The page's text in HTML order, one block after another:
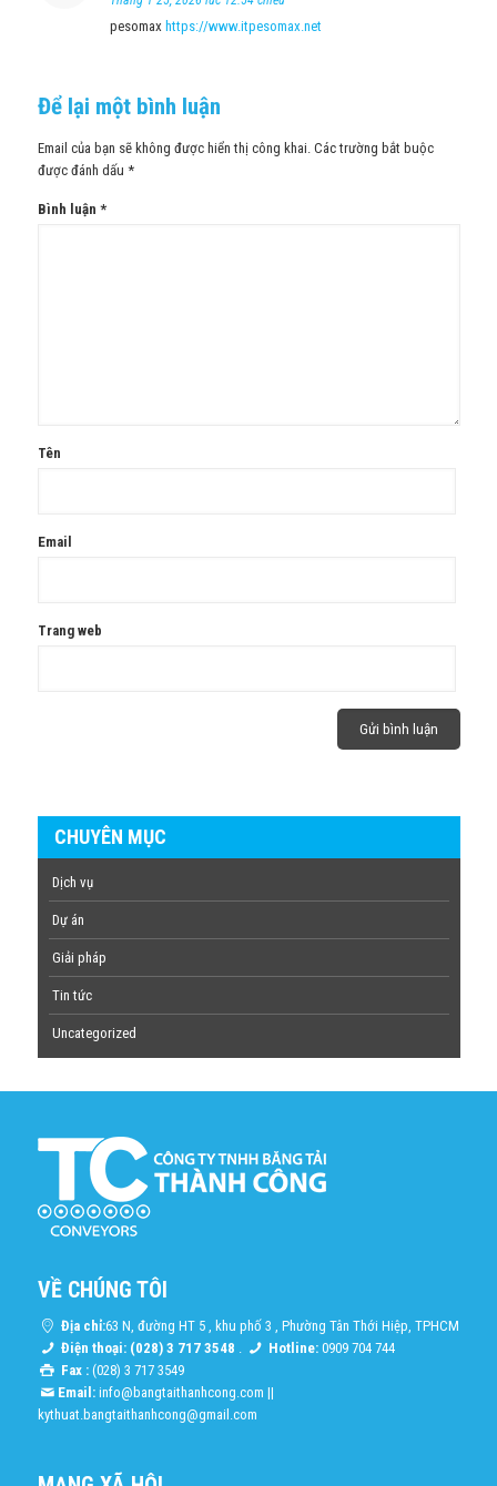
pesomax https://www.itpesomax.net
Để lại một bình luận
Email của bạn sẽ không được hiển thị công khai. Các trường bắt buộc
được đánh dấu *
Bình luận *
Tên
Email
Trang web
CHUYÊN MỤC
Dịch vụ
Dự án
Giải pháp
Tin tức
Uncategorized
VỀ CHÚNG TÔI
Địa chỉ:63 N, đường HT 5 , khu phố 3 , Phường Tân Thới Hiệp, TPHCM
Điện thoại: (028) 3 717 3548
Hotline: 0909 704 744
Fax :(028) 3 717 3549
Email: info@bangtaithanhcong.com ||
kythuat.bangtaithanhcong@gmail.com